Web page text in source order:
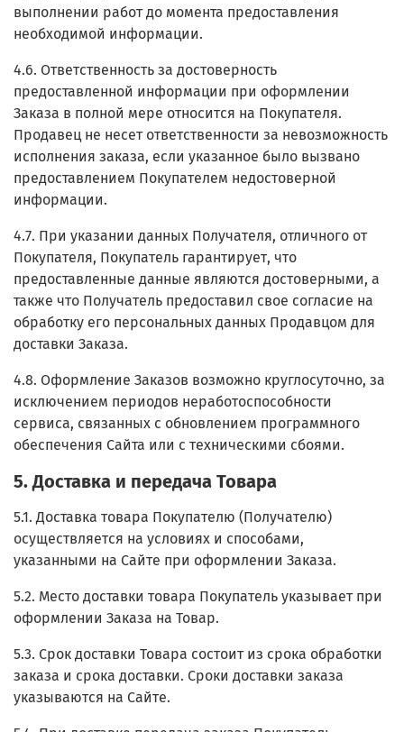
выполнении работ до момента предоставления
необходимой информации.
4.6. Ответственность за достоверность
предоставленной информации при оформлении
Заказа в полной мере относится на Покупателя.
Продавец не несет ответственности за невозможность
исполнения заказа, если указанное было вызвано
предоставлением Покупателем недостоверной
информации.
4.7. При указании данных Получателя, отличного от
Покупателя, Покупатель гарантирует, что
предоставленные данные являются достоверными, а
также что Получатель предоставил свое согласие на
обработку его персональных данных Продавцом для
доставки Заказа.
4.8. Оформление Заказов возможно круглосуточно, за
исключением периодов неработоспособности
сервиса, связанных с обновлением программного
обеспечения Сайта или с техническими сбоями.
5. Доставка и передача Товара
5.1. Доставка товара Покупателю (Получателю)
осуществляется на условиях и способами,
указанными на Сайте при оформлении Заказа.
5.2. Место доставки товара Покупатель указывает при
оформлении Заказа на Товар.
5.3. Срок доставки Товара состоит из срока обработки
заказа и срока доставки. Сроки доставки заказа
указываются на Сайте.